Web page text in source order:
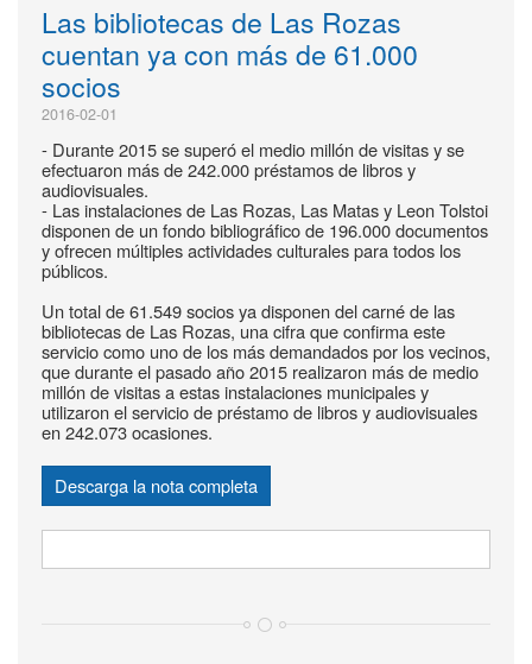
Las bibliotecas de Las Rozas
cuentan ya con más de 61.000
socios
2016-02-01
- Durante 2015 se superó el medio millón de visitas y se
efectuaron más de 242.000 préstamos de libros y
audiovisuales.
- Las instalaciones de Las Rozas, Las Matas y Leon Tolstoi
disponen de un fondo bibliográfico de 196.000 documentos
y ofrecen múltiples actividades culturales para todos los
públicos.
Un total de 61.549 socios ya disponen del carné de las
bibliotecas de Las Rozas, una cifra que confirma este
servicio como uno de los más demandados por los vecinos,
que durante el pasado año 2015 realizaron más de medio
millón de visitas a estas instalaciones municipales y
utilizaron el servicio de préstamo de libros y audiovisuales
en 242.073 ocasiones.
Descarga la nota completa